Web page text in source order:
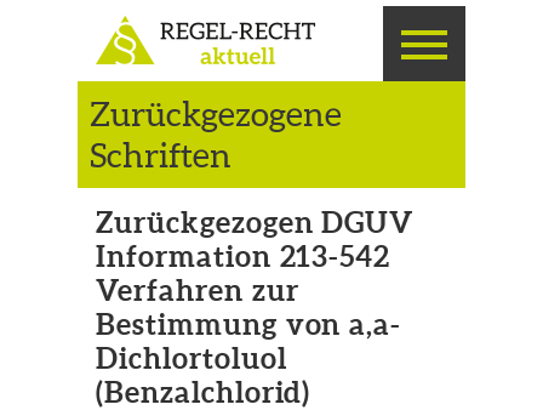
Zurückgezogene
Schriften
Zurückgezogen DGUV
Information 213-542
Verfahren zur
Bestimmung von a,a-
Dichlortoluol
(Benzalchlorid)